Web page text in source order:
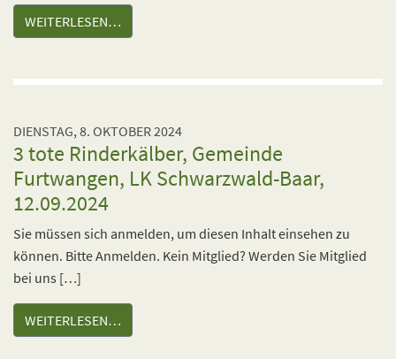
WEITERLESEN…
DIENSTAG, 8. OKTOBER 2024
3 tote Rinderkälber, Gemeinde
Furtwangen, LK Schwarzwald-Baar,
12.09.2024
Sie müssen sich anmelden, um diesen Inhalt einsehen zu
können. Bitte Anmelden. Kein Mitglied? Werden Sie Mitglied
bei uns […]
WEITERLESEN…